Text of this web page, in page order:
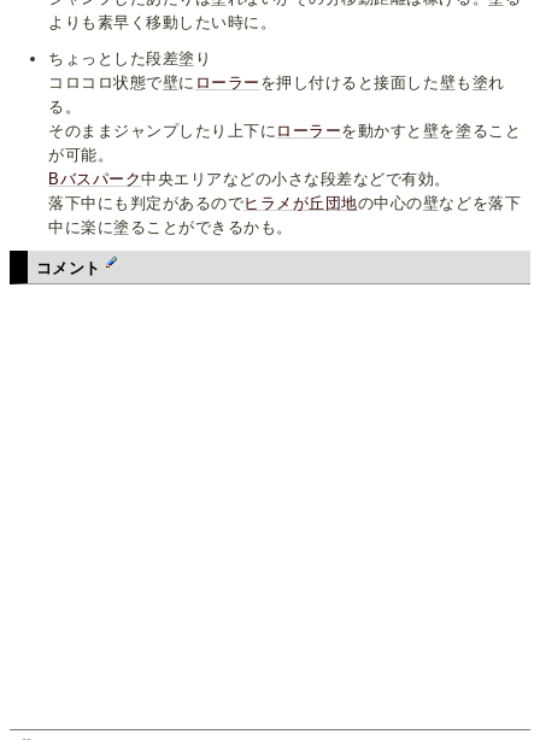
よりも素早く移動したい時に。
ちょっとした段差塗り
コロコロ状態で壁に ローラー を押し付けると接面した壁も塗れ
る。
そのままジャンプしたり上下に ローラーを動かすと壁を塗ること
が可能。
Bバスパーク中央エリアなどの小さな段差などで有効。
落下中にも判定があるのでヒラメが丘団地の中心の壁などを落下
中に楽に塗ることができるかも。
コメント